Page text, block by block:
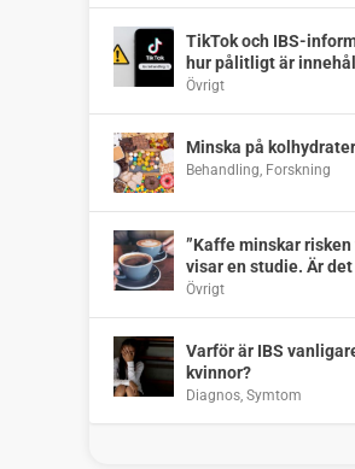
TikTok och IBS-
hur pålitligt är
Övrigt
Minska på
Behandling, Forskning
”Kaffe minskar risken
visar en studie. Är
Övrigt
Varför är IBS
kvinnor?
Diagnos, Symtom